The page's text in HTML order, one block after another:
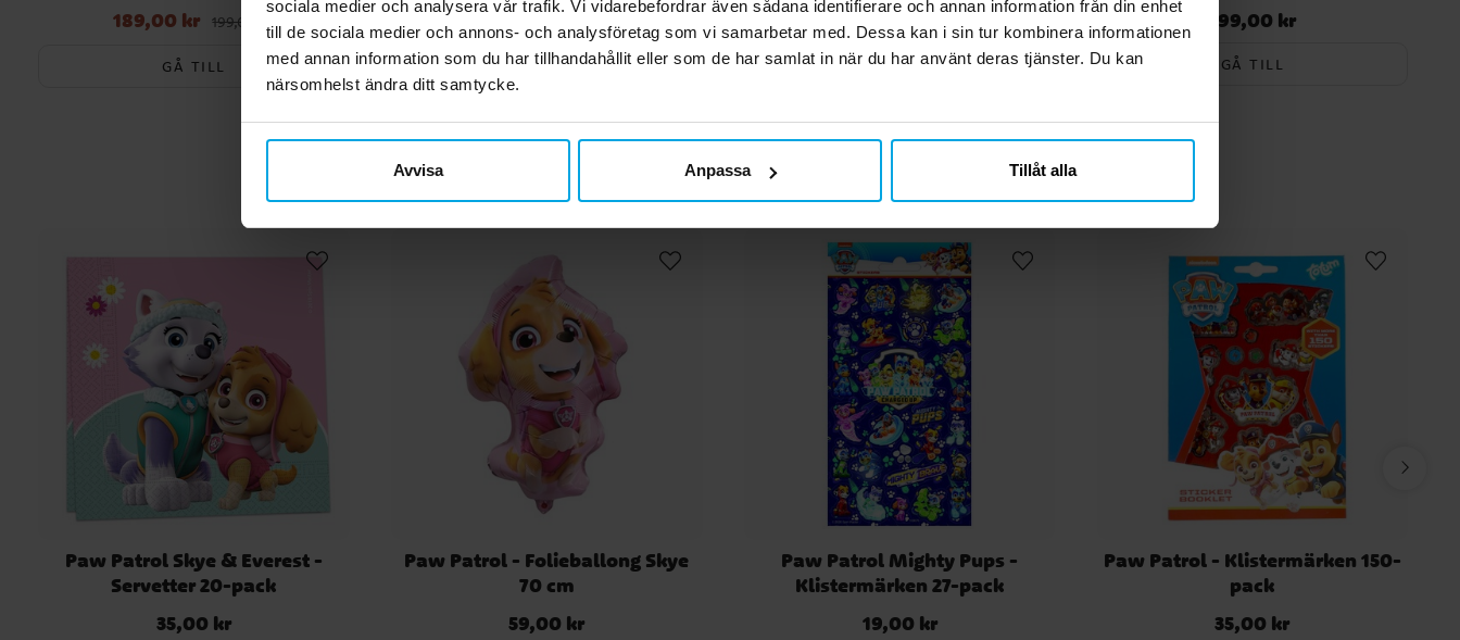
sociala medier och analysera vår trafik. Vi vidarebefordrar även sådana identifierare och annan information från din enhet
till de sociala medier och annons- och analysföretag som vi samarbetar med. Dessa kan i sin tur kombinera informationen
med annan information som du har tillhandahållit eller som de har samlat in när du har använt deras tjänster. Du kan
närsomhelst ändra ditt samtycke.
Avvisa Anpassa Tillåt alla
Nuvarande pris:189,00 krTidigare pris:
199,00 kr
189,00 kr 199,00 kr
GÅ TILL
Pris:35,00 kr
35,00 kr
KÖP
Pris:69,00 kr
69,00 kr
KÖP
Pris:199,00 kr
199,00 kr
GÅ TILL
Andra köpte även
Paw Patrol Skye & Everest -
Servetter 20-pack
Pris:35,00 kr
35,00 kr
Paw Patrol - Folieballong Skye
70 cm
Pris:59,00 kr
59,00 kr
Paw Patrol Mighty Pups -
Klistermärken 27-pack
Pris:19,00 kr
19,00 kr
Paw Patrol - Klistermärken 150-
pack
Pris:35,00 kr
35,00 kr